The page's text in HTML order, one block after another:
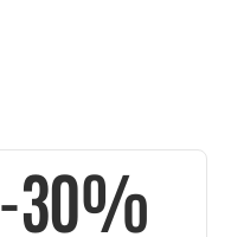
-30%